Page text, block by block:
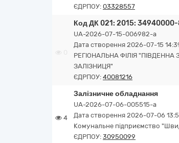
ЄДРПОУ: 03328557
Код ДК 021: 2015: 34940000-
UA-2026-07-15-006982-a
Дата створення 2026-07-15
РЕГІОНАЛЬНА ФІЛІЯ
ЗАЛІЗНИЦЯ"
ЄДРПОУ: 40081216
4
Залізничне обладнання
UA-2026-07-06-005515-a
Дата створення 2026-07-06
Комунальне підприємство
ЄДРПОУ: 30950099